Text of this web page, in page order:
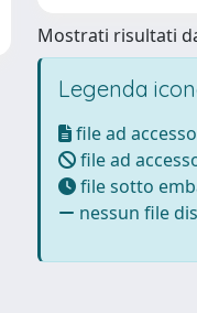
Mostrati risultati
Legenda
file ad
file ad
file sotto
nessun file